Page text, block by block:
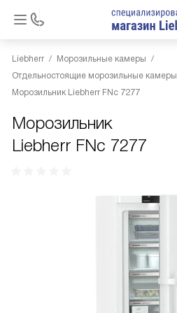
Liebherr
Морозильные камеры
Отдельностоящие морозильные камеры
Морозильник Liebherr FNc 7277
Морозильник
Liebherr FNc 7277